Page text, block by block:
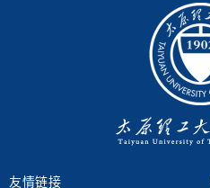
友情链接